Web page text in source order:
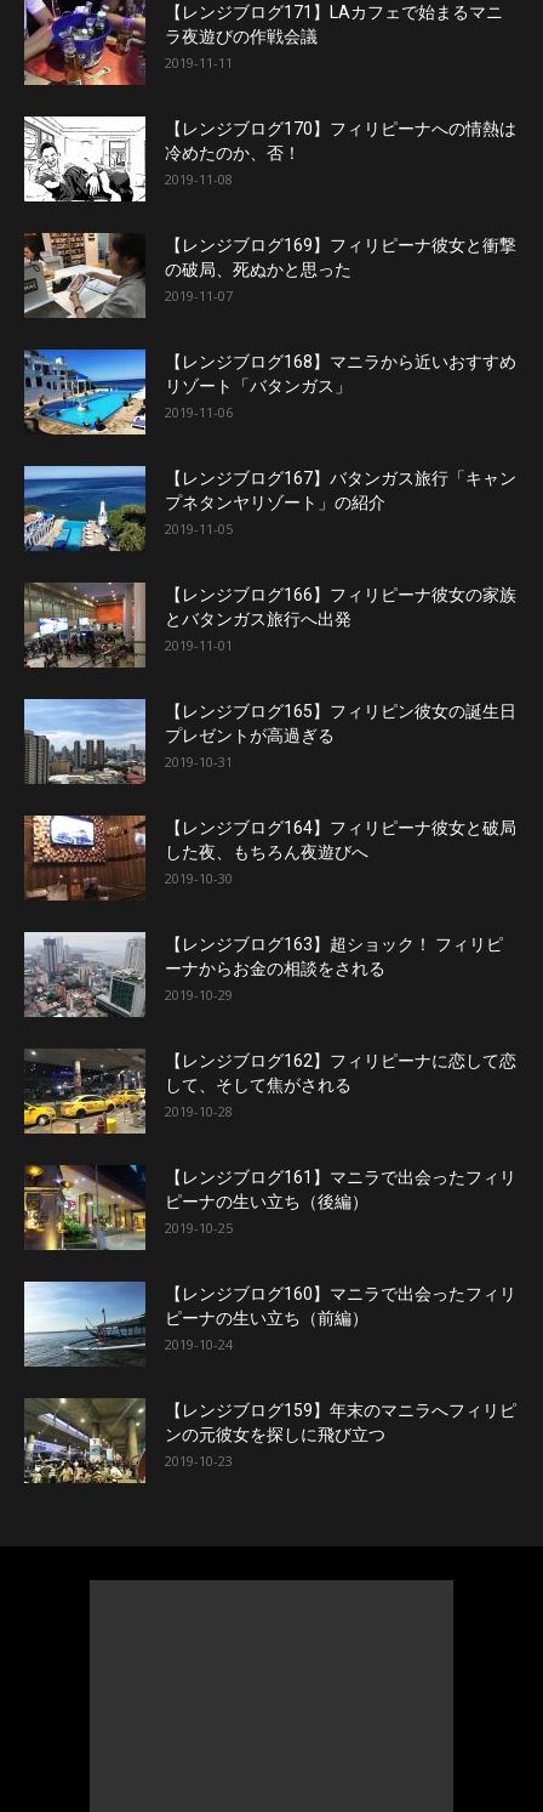
【レンジブログ171】LAカフェで始まるマニ
ラ夜遊びの作戦会議
2019-11-11
【レンジブログ170】フィリピーナへの情熱は
冷めたのか、否！
2019-11-08
【レンジブログ169】フィリピーナ彼女と衝撃
の破局、死ぬかと思った
2019-11-07
【レンジブログ168】マニラから近いおすすめ
リゾート「バタンガス」
2019-11-06
【レンジブログ167】バタンガス旅行「キャン
プネタンヤリゾート」の紹介
2019-11-05
【レンジブログ166】フィリピーナ彼女の家族
とバタンガス旅行へ出発
2019-11-01
【レンジブログ165】フィリピン彼女の誕生日
プレゼントが高過ぎる
2019-10-31
【レンジブログ164】フィリピーナ彼女と破局
した夜、もちろん夜遊びへ
2019-10-30
【レンジブログ163】超ショック！ フィリピ
ーナからお金の相談をされる
2019-10-29
【レンジブログ162】フィリピーナに恋して恋
して、そして焦がされる
2019-10-28
【レンジブログ161】マニラで出会ったフィリ
ピーナの生い立ち（後編）
2019-10-25
【レンジブログ160】マニラで出会ったフィリ
ピーナの生い立ち（前編）
2019-10-24
【レンジブログ159】年末のマニラへフィリピ
ンの元彼女を探しに飛び立つ
2019-10-23